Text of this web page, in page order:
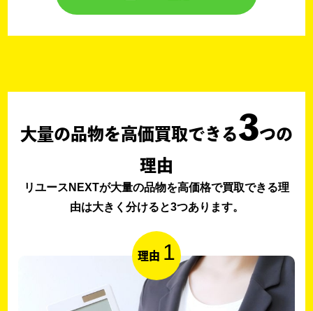
大量の品物を高価買取できる3つの
理由
リユースNEXTが大量の品物を高価格で買取できる理
由は大きく分けると3つあります。
理由 1